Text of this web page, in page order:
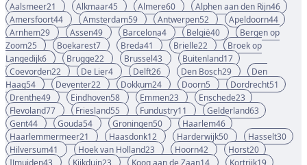
Aalsmeer21 Alkmaar45 Almere60 Alphen aan den Rijn46
Amersfoort44 Amsterdam59 Antwerpen52 Apeldoorn44
Arnhem29 Assen49 Barcelona4 België40
Bergen op
Zoom25 Boekarest7 Breda41 Brielle22
Broek op
Langedijk6 Brugge22 Brussel43 Buitenland17
Coevorden22 De Lier4 Delft26 Den Bosch29
Den
Haag54 Deventer22 Dokkum24 Doorn5 Dordrecht51
Drenthe49 Eindhoven58 Emmen23 Enschede23
Flevoland77 Friesland55 Fundustry11 Gelderland63
Gent44 Gouda54 Groningen50 Haarlem46
Haarlemmermeer21 Haasdonk12 Harderwijk50 Hasselt30
Hilversum41 Hoek van Holland23 Hoorn42 Horst20